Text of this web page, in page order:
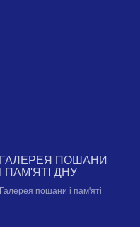
ГАЛЕРЕЯ ПОШАНИ
І ПАМ'ЯТІ ДНУ
Галерея пошани і пам'яті